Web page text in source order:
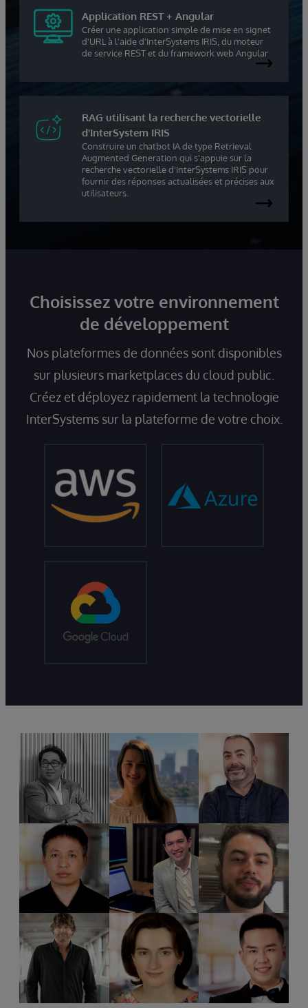
Application REST + Angular
Créer une application simple de mise en signet
d'URL à l'aide d'InterSystems IRIS, du moteur
de service REST et du framework web Angular
RAG utilisant la recherche vectorielle
d'InterSystem IRIS
Construire un chatbot IA de type Retrieval
Augmented Generation qui s'appuie sur la
recherche vectorielle d'InterSystems IRIS pour
fournir des réponses actualisées et précises aux
utilisateurs.
Choisissez votre environnement
de développement
Nos plateformes de données sont disponibles
sur plusieurs marketplaces du cloud public.
Créez et déployez rapidement la technologie
InterSystems sur la plateforme de votre choix.